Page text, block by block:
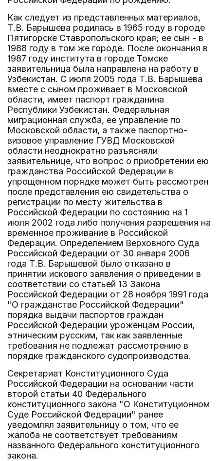
Как следует из представленных материалов,
Т.В. Барышева родилась в 1965 году в городе
Пятигорске Ставропольского края; ее сын - в
1988 году в том же городе. После окончания в
1987 году института в городе Томске
заявительница была направлена на работу в
Узбекистан. С июля 2005 года Т.В. Барышева
вместе с сыном проживает в Московской
области, имеет паспорт гражданина
Республики Узбекистан. Федеральная
миграционная служба, ее управление по
Московской области, а также паспортно-
визовое управление ГУВД Московской
области неоднократно разъясняли
заявительнице, что вопрос о приобретении ею
гражданства Российской Федерации в
упрощенном порядке может быть рассмотрен
после представления ею свидетельства о
регистрации по месту жительства в
Российской Федерации по состоянию на 1
июля 2002 года либо получения разрешения на
временное проживание в Российской
Федерации. Определением Верховного Суда
Российской Федерации от 30 января 2006
года Т.В. Барышевой было отказано в
принятии искового заявления о приведении в
соответствии со статьей 13 Закона
Российской Федерации от 28 ноября 1991 года
"О гражданстве Российской Федерации"
порядка выдачи паспортов граждан
Российской Федерации уроженцам России,
этническим русским, так как заявленные
требования не подлежат рассмотрению в
порядке гражданского судопроизводства.
Секретариат Конституционного Суда
Российской Федерации на основании части
второй статьи 40 Федерального
конституционного закона "О Конституционном
Суде Российской Федерации" ранее
уведомлял заявительницу о том, что ее
жалоба не соответствует требованиям
названного Федерального конституционного
закона.